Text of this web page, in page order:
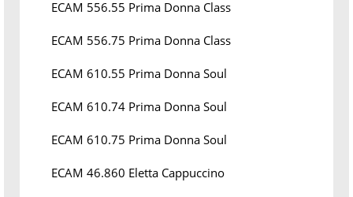
ECAM 556.55 Prima Donna Class
ECAM 556.75 Prima Donna Class
ECAM 610.55 Prima Donna Soul
ECAM 610.74 Prima Donna Soul
ECAM 610.75 Prima Donna Soul
ECAM 46.860 Eletta Cappuccino